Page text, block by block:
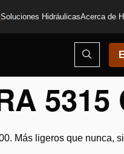
Soluciones HidráulicasAcerca de
Abrir
ventana
modal
de
5315
Más ligeros que nunca,